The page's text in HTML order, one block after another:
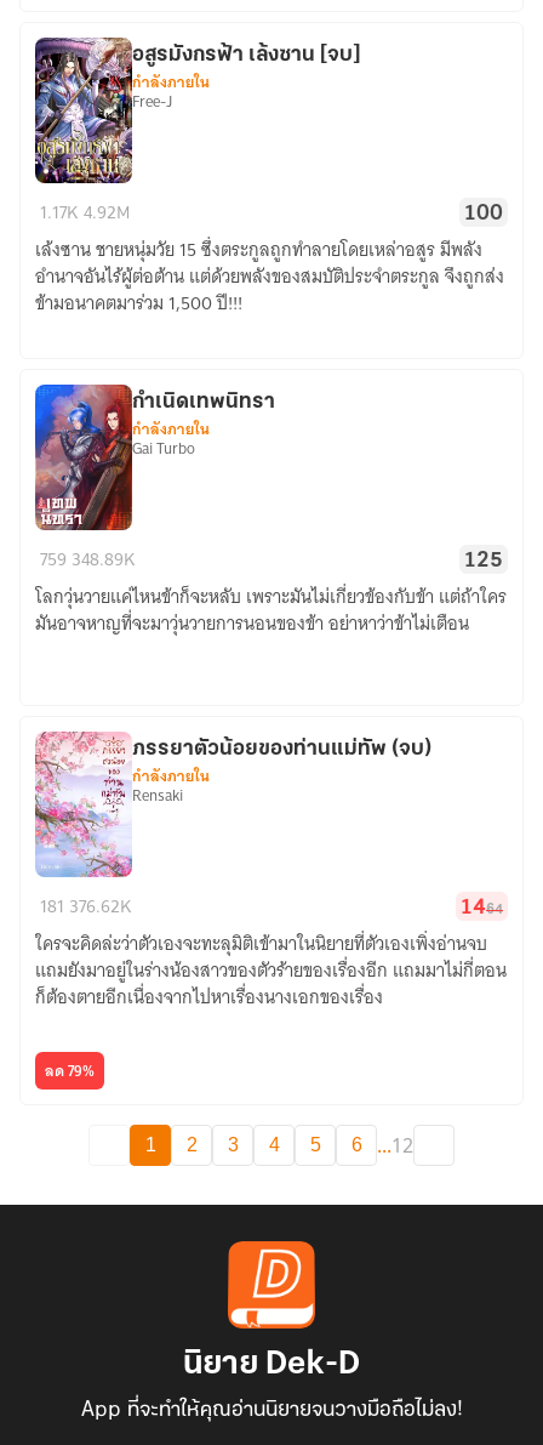
มังกร
ฟ้า
เล้ง
ซาน
อสูรมังกรฟ้า เล้งซาน [จบ]
กำลังภายใน
Free-J
1.17K4.92M 100
เล้งซาน ชายหนุ่มวัย 15 ซึ่งตระกูลถูกทำลายโดยเหล่าอสูร มีพลัง
อำนาจอันไร้ผู้ต่อต้าน แต่ด้วยพลังของสมบัติประจำตระกูล จึงถูกส่ง
ข้ามอนาคตมาร่วม 1,500 ปี!!!
เทพ
นิทรา
กำเนิดเทพนิทรา
กำลังภายใน
Gai Turbo
759 348.89K 125
โลกวุ่นวายแค่ไหนข้าก็จะหลับ เพราะมันไม่เกี่ยวข้องกับข้า แต่ถ้าใคร
มันอาจหาญที่จะมาวุ่นวายการนอนของข้า อย่าหาว่าข้าไม่เตือน
ตัว
น้อย
ของ
ท่าน
(จบ)
ภรรยาตัวน้อยของท่านแม่ทัพ (จบ)
กำลังภายใน
Rensaki
181 376.62K 1464
ใครจะคิดล่ะว่าตัวเองจะทะลุมิติเข้ามาในนิยายที่ตัวเองเพิ่งอ่านจบ
แถมยังมาอยู่ในร่างน้องสาวของตัวร้ายของเรื่องอีก แถมมาไม่กี่ตอน
ก็ต้องตายอีกเนื่องจากไปหาเรื่องนางเอกของเรื่อง
ลด 79%
1 2 3 4 5 6 ...12
นิยาย Dek-D
App ที่จะทำให้คุณอ่านนิยายจนวางมือถือไม่ลง!